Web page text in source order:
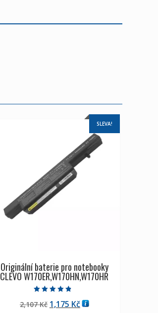
SLEVA!
Originální baterie pro notebooky
CLEVO W170ER,W170HN,W170HR
4.50
z 5
2,107Kč Původní
1,175 KčAktuální